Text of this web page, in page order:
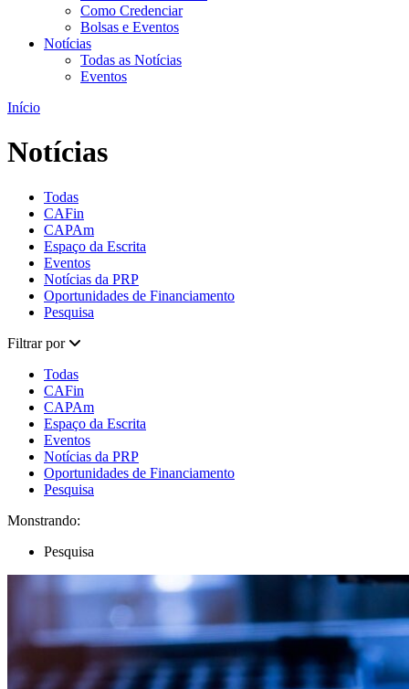
Como Credenciar
Bolsas e Eventos
Notícias
Todas as Notícias
Eventos
Início
Notícias
Todas
CAFin
CAPAm
Espaço da Escrita
Eventos
Notícias da PRP
Oportunidades de Financiamento
Pesquisa
Filtrar por
Todas
CAFin
CAPAm
Espaço da Escrita
Eventos
Notícias da PRP
Oportunidades de Financiamento
Pesquisa
Monstrando:
Pesquisa